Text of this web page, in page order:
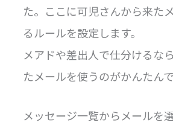
た。ここに可児さんから来た
るルールを設定します。
メアドや差出人で仕分けるな
たメールを使うのがかんたんで
メッセージ一覧からメールを